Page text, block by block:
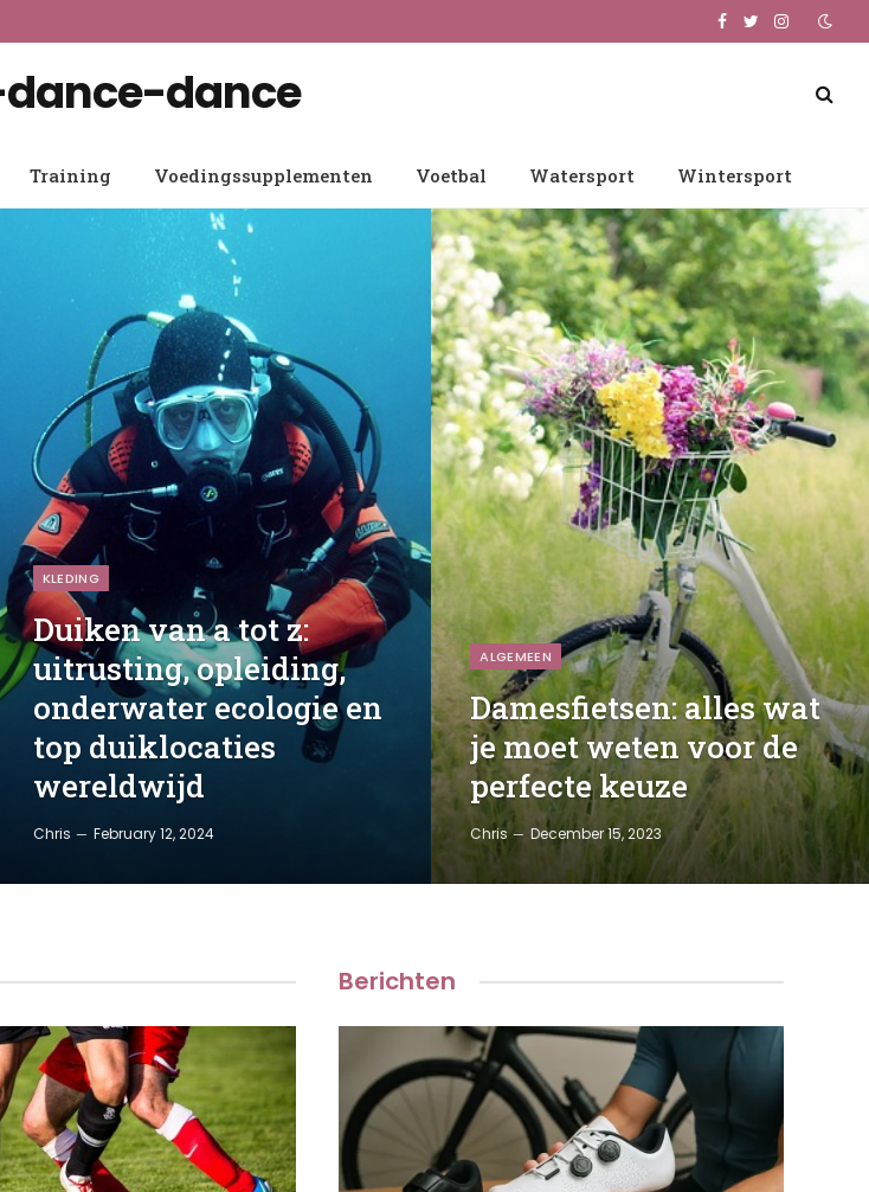
Facebook
TwitterInstagram
dance
Training Voedingssupplementen Voetbal Watersport Wintersport
KLEDING
Duiken van a tot z:
uitrusting, opleiding,
onderwater ecologie en
top duiklocaties
wereldwijd
Chris February 12, 2024
ALGEMEEN
Damesfietsen: alles wat
je moet weten voor de
perfecte keuze
Chris December 15, 2023
Berichten